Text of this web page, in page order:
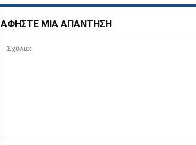
ΑΦΗΣΤΕ ΜΙΑ ΑΠΑΝΤΗΣΗ